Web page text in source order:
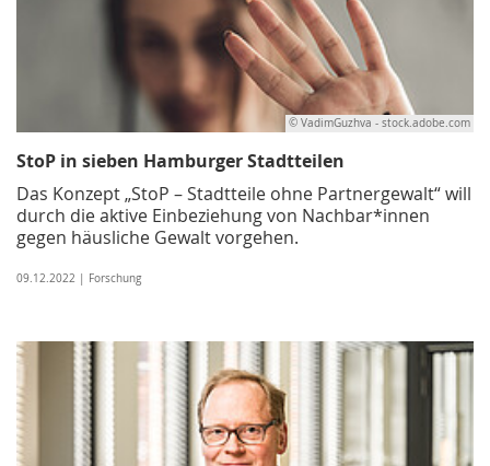
© VadimGuzhva - stock.adobe.com
StoP in sieben Hamburger Stadtteilen
Das Konzept „StoP – Stadtteile ohne Partnergewalt“ will
durch die aktive Einbeziehung von Nachbar*innen
gegen häusliche Gewalt vorgehen.
09.12.2022 | Forschung